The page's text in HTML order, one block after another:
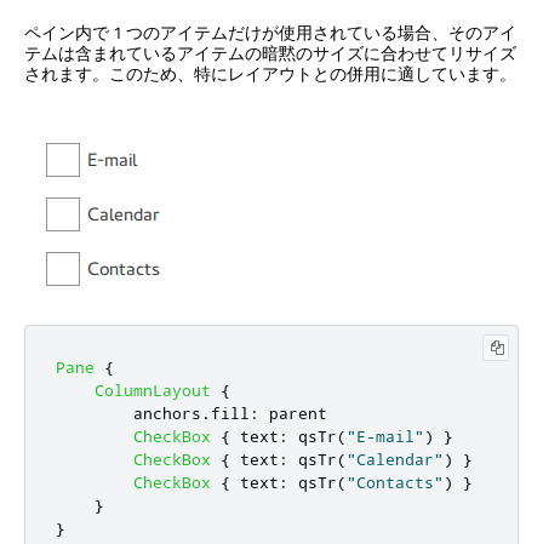
ペイン内で 1 つのアイテムだけが使用されている場合、そのアイ
テムは含まれているアイテムの暗黙のサイズに合わせてリサイズ
されます。このため、特にレイアウトとの併用に適しています。
Pane
{
ColumnLayout
{
anchors . fill :
parent
CheckBox
{ text : qsTr("E-mail" )
}
CheckBox
{ text : qsTr("Calendar" )
}
CheckBox
{ text : qsTr("Contacts" )
}
}
}